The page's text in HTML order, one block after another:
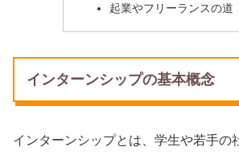
起業やフリーランスの道
インターンシップの基本概念
インターンシップとは、学生や若手の